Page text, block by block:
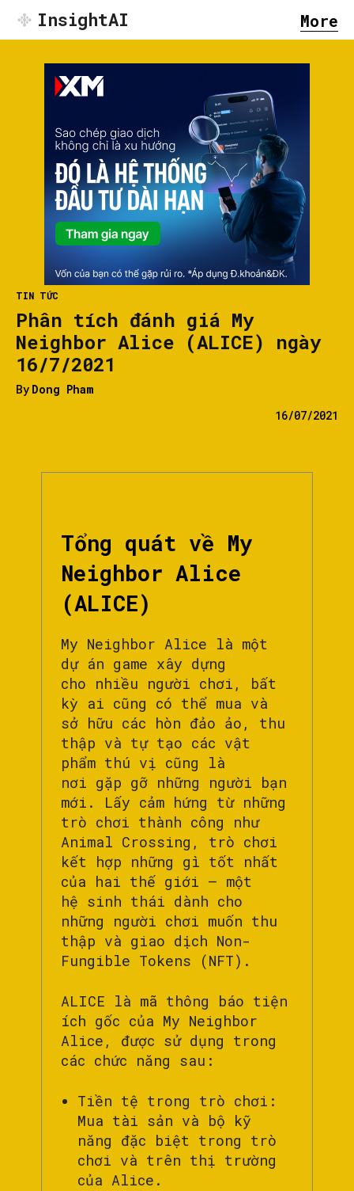
InsightAI More
TIN TỨC
Phân tích đánh giá My
Neighbor Alice (ALICE) ngày
16/7/2021
By Dong Pham
16/07/2021
Tổng quát về My
Neighbor Alice
(ALICE)
My Neighbor Alice là một
dự án game xây dựng
cho nhiều người chơi, bất
kỳ ai cũng có thể mua và
sở hữu các hòn đảo ảo, thu
thập và tự tạo các vật
phẩm thú vị cũng là
nơi gặp gỡ những người bạn
mới. Lấy cảm hứng từ những
trò chơi thành công như
Animal Crossing, trò chơi
kết hợp những gì tốt nhất
của hai thế giới – một
hệ sinh thái dành cho
những người chơi muốn thu
thập và giao dịch Non-
Fungible Tokens (NFT).
ALICE là mã thông báo tiện
ích gốc của My Neighbor
Alice, được sử dụng trong
các chức năng sau:
Tiền tệ trong trò chơi:
Mua tài sản và bộ kỹ
năng đặc biệt trong trò
chơi và trên thị trường
của Alice.